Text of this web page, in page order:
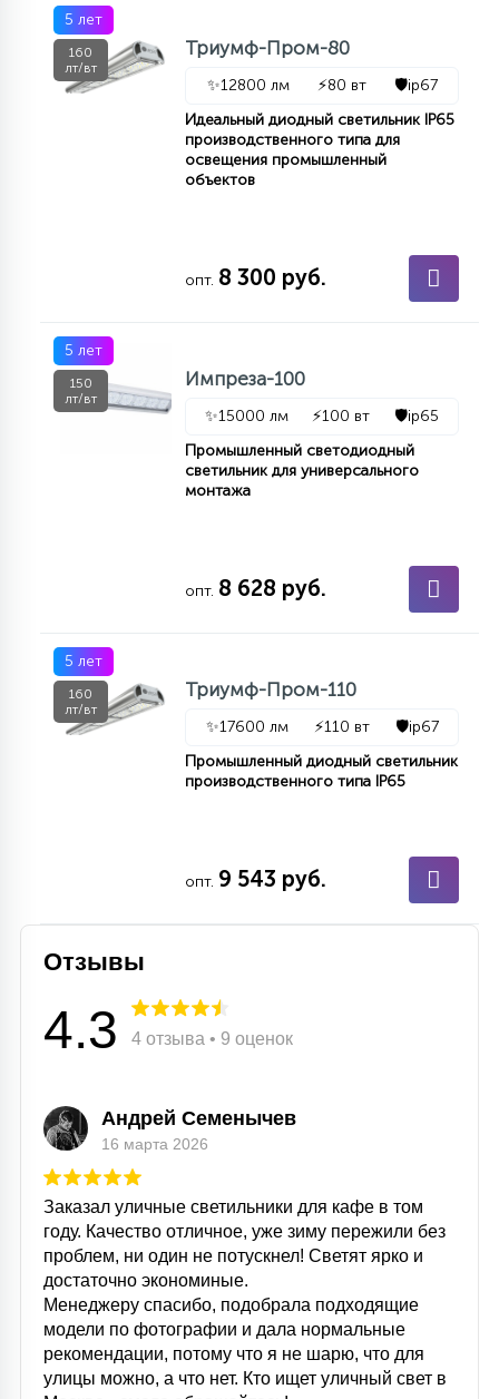
С УПРАВЛЕНИЕМ
АКСЕССУАРЫ
5 лет
160
лт/вт
Триумф-Пром-80
✨12800 лм ⚡80 вт 🛡️ip67
Идеальный диодный светильник IP65
производственного типа для
освещения промышленный
объектов
опт. 8 300 руб.
5 лет
150
лт/вт
Импреза-100
✨15000 лм ⚡100 вт 🛡️ip65
Промышленный светодиодный
светильник для универсального
монтажа
опт. 8 628 руб.
5 лет
160
лт/вт
Триумф-Пром-110
✨17600 лм ⚡110 вт 🛡️ip67
Промышленный диодный светильник
производственного типа IP65
опт. 9 543 руб.
Отзывы
4.3 4 отзыва • 9 оценок
Андрей Семенычев
16 марта 2026
Заказал уличные светильники для кафе в том
году. Качество отличное, уже зиму пережили без
проблем, ни один не потускнел! Светят ярко и
достаточно экономиные.
Менеджеру спасибо, подобрала подходящие
модели по фотографии и дала нормальные
рекомендации, потому что я не шарю, что для
улицы можно, а что нет. Кто ищет уличный свет в